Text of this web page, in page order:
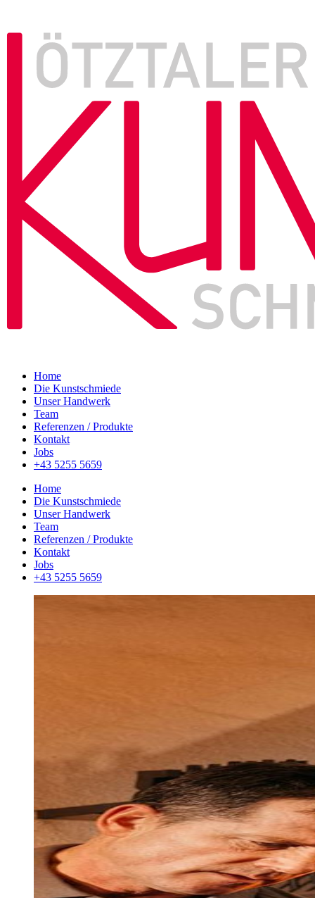
Home
Die Kunstschmiede
Unser Handwerk
Team
Referenzen / Produkte
Kontakt
Jobs
+43 5255 5659
Home
Die Kunstschmiede
Unser Handwerk
Team
Referenzen / Produkte
Kontakt
Jobs
+43 5255 5659